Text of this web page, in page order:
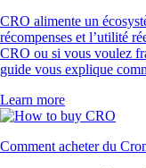
CRO alimente un
récompenses et l’utilité
CRO ou si vous voulez
guide vous explique
Learn more
Comment acheter du